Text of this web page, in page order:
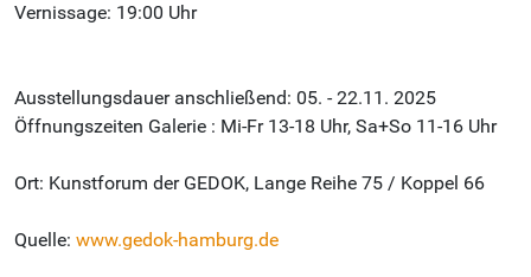
Vernissage: 19:00 Uhr
Ausstellungsdauer anschließend: 05. - 22.11. 2025
Öffnungszeiten Galerie : Mi-Fr 13-18 Uhr, Sa+So 11-16 Uhr
Ort: Kunstforum der GEDOK, Lange Reihe 75 / Koppel 66
Quelle: www.gedok-hamburg.de